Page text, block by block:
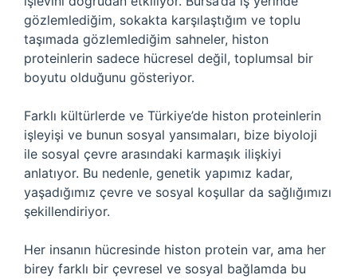
gözlemlediğim, sokakta karşılaştığım ve toplu
taşımada gözlemlediğim sahneler, histon
proteinlerin sadece hücresel değil, toplumsal bir
boyutu olduğunu gösteriyor.
Farklı kültürlerde ve Türkiye’de histon proteinlerin
işleyişi ve bunun sosyal yansımaları, bize biyoloji
ile sosyal çevre arasındaki karmaşık ilişkiyi
anlatıyor. Bu nedenle, genetik yapımız kadar,
yaşadığımız çevre ve sosyal koşullar da sağlığımızı
şekillendiriyor.
Her insanın hücresinde histon protein var, ama her
birey farklı bir çevresel ve sosyal bağlamda bu